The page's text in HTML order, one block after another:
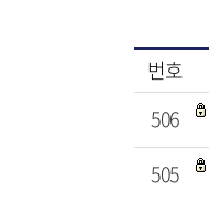
번호
506
505